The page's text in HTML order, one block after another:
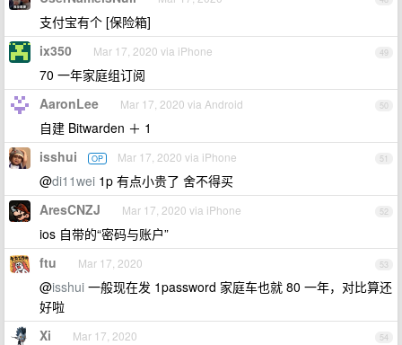
支付宝有个 [保险箱]
49
ix350 Mar 17, 2020 via iPhone
70 一年家庭组订阅
50
AaronLee Mar 17, 2020 via Android
自建 Bitwarden ＋ 1
51
isshui OP Mar 17, 2020 via iPhone
@di11wei 1p 有点小贵了 舍不得买
52
AresCNZJ Mar 17, 2020 via iPhone
ios 自带的“密码与账户”
53
ftu Mar 17, 2020
@isshui 一般现在发 1password 家庭车也就 80 一年，对比算还
好啦
54
Xi Mar 17, 2020